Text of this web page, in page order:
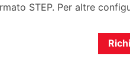
STEP. Per altre